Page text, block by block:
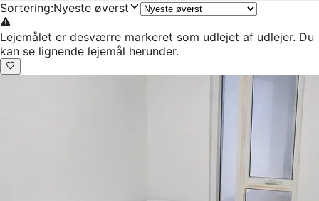
Sortering:Nyeste øverst
Lejemålet er desværre markeret som udlejet af udlejer. Du
kan se lignende lejemål herunder.